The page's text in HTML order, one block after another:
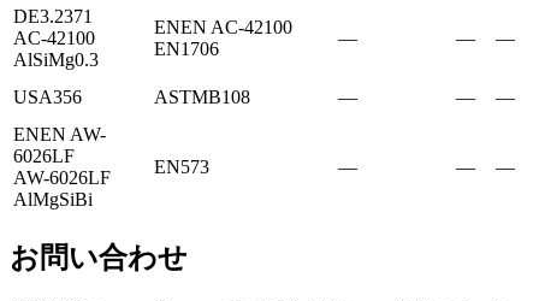
DE3.2371
AC-42100
AlSiMg0.3
ENEN AC-42100
EN1706
— — —
USA356 ASTMB108 — —
—
ENEN AW-
6026LF
AW-6026LF
AlMgSiBi
EN573 — — —
お問い合わせ